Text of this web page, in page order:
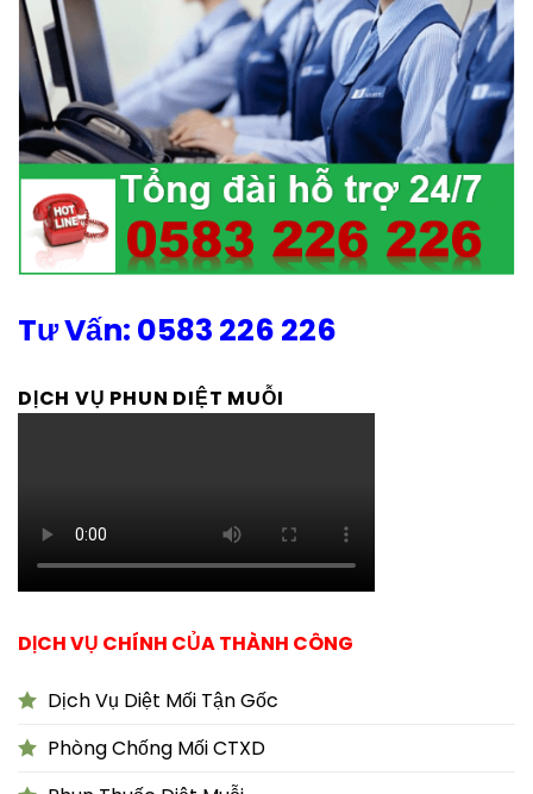
Tư Vấn: 0583 226 226
DỊCH VỤ PHUN DIỆT MUỖI
DỊCH VỤ CHÍNH CỦA THÀNH CÔNG
Dịch Vụ Diệt Mối Tận Gốc
Phòng Chống Mối CTXD